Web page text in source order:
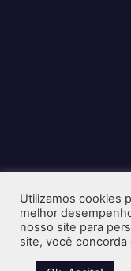
Utilizamos cookies
melhor
nosso site para
site, você